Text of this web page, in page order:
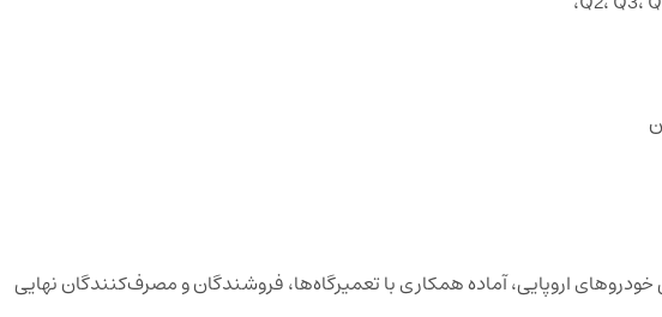
اروپایی، آماده همکاری با تعمیرگاه‌ها، فروشندگان و مصرف‌کنندگان نهایی